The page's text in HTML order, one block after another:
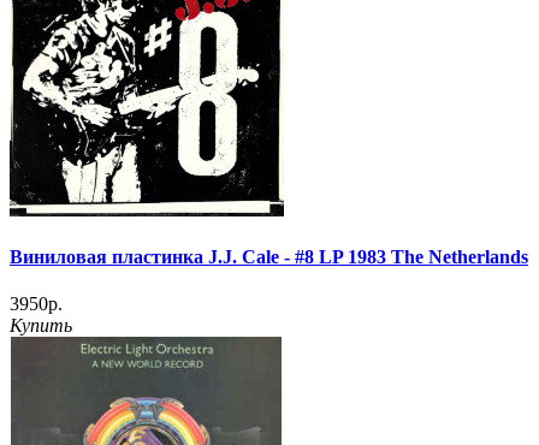
Виниловая пластинка J.J. Cale - #8 LP 1983 The Netherlands
3950р.
Купить